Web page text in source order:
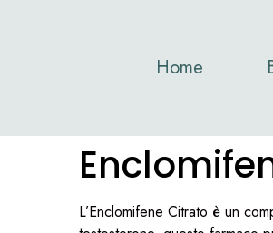
Home
L’Enclomifene Citrato è un